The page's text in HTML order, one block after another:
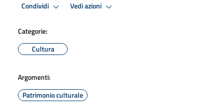
Condividi Vedi azioni
Categorie:
Cultura
Argomenti:
Patrimonio culturale